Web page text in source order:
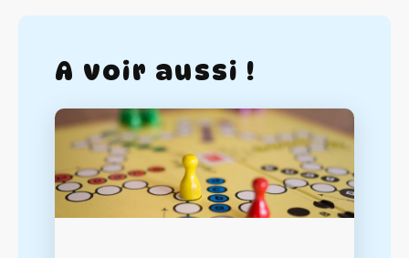
A voir aussi !